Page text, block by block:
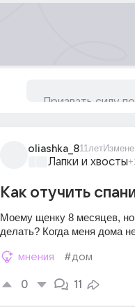
oliashka_811лет
Лапки и хвосты
Как отучить
Моему щенку 8 месяцев,
делать? Когда меня дома
мнения #дом
0 11